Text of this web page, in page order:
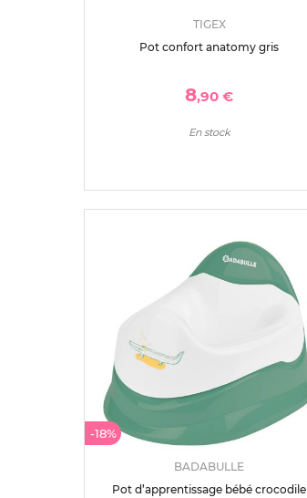
TIGEX
Pot confort anatomy gris
8,90 €
En stock
-18%
BADABULLE
Pot d’apprentissage bébé crocodile